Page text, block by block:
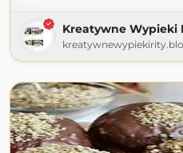
Kreatywne Wypieki